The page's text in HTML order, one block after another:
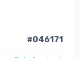
#046171